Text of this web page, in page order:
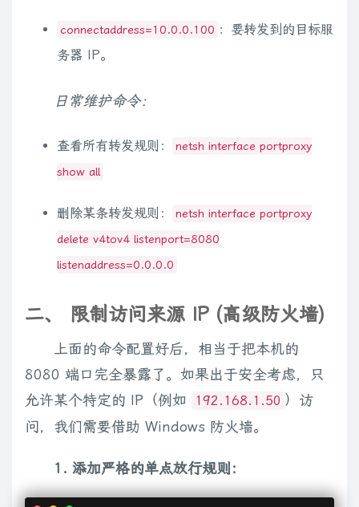
connectaddress=10.0.0.100 ：要转发到的目标服
务器 IP。
日常维护命令：
查看所有转发规则：
netsh interface portproxy
show all
删除某条转发规则：
netsh interface portproxy
delete v4tov4 listenport=8080
listenaddress=0.0.0.0
二、 限制访问来源 IP (高级防火墙)
上面的命令配置好后，相当于把本机的
8080 端口完全暴露了。如果出于安全考虑，只
允许某个特定的 IP（例如
192.168.1.50 ）访
问，我们需要借助 Windows 防火墙。
1. 添加严格的单点放行规则：